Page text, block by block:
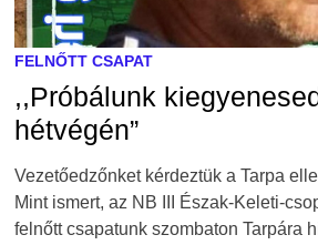
FELNŐTT CSAPAT
,,Próbálunk
hétvégén”
Vezetőedzőnket kérdeztük a Tarpa
Mint ismert, az NB III Észak-Keleti-
felnőtt csapatunk szombaton Tarpára